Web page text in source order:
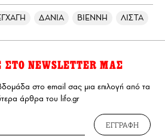
ΔΑΝΙΑ ΒΙΕΝΝΗ ΛΙΣΤΑ
ΣΤΟ NEWSLETTER ΜΑΣ
στο email σας μια επιλογή από τα
άρθρα του lifo.gr
ΕΓΓΡΑΦΗ